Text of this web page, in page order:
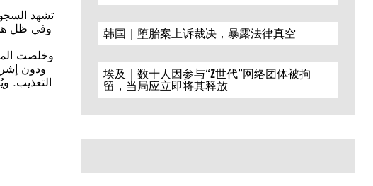
تشهد
وفي ظل
وخلصت
ودون
التعذيب.
韩国｜堕胎案上诉裁决，暴露法律真空
埃及｜数十人因参与“Z世代”网络团体被拘
留，当局应立即将其释放